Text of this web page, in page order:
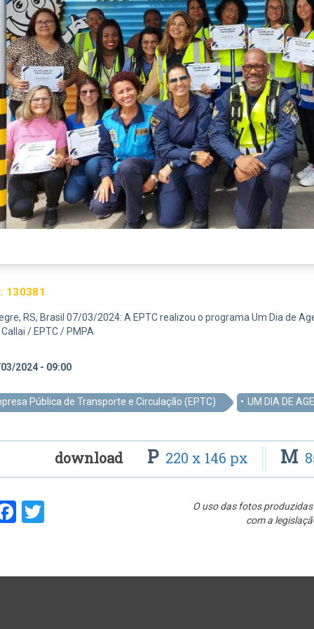
130381
RS, Brasil 07/03/2024: A EPTC realizou o programa Um Dia de
/ EPTC / PMPA
2024 - 09:00
Pública de Transporte e Circulação (EPTC) UM DIA DE
download P 220 x 146 px M
O uso das fotos
com a
Facebook
Twitter